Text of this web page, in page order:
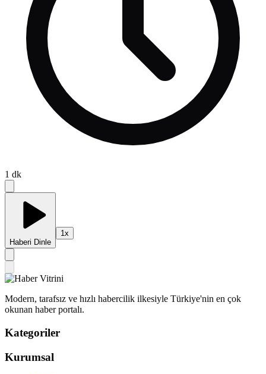
1 dk
Haberi Dinle
1x
Modern, tarafsız ve hızlı habercilik ilkesiyle Türkiye'nin en çok
okunan haber portalı.
Kategoriler
Kurumsal